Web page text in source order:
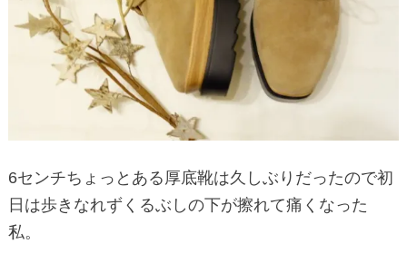
6センチちょっとある厚底靴は久しぶりだったので初
日は歩きなれずくるぶしの下が擦れて痛くなった
私。